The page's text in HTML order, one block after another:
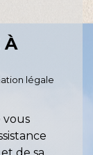
À
légale
vous